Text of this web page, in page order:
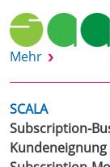
Mehr
SCALA
Subscription-